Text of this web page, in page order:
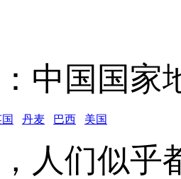
中国国家
丹麦 巴西 美国
人们似乎